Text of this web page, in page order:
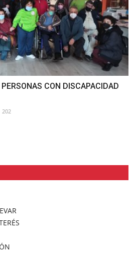
CON DISCAPACIDAD
202